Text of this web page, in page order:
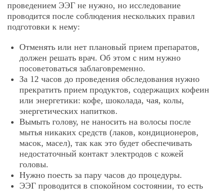
проведением ЭЭГ не нужно, но исследование
проводится после соблюдения нескольких правил
подготовки к нему:
Отменять или нет плановый прием препаратов,
должен решать врач. Об этом с ним нужно
посоветоваться заблаговременно.
За 12 часов до проведения обследования нужно
прекратить прием продуктов, содержащих кофеин
или энергетики: кофе, шоколада, чая, колы,
энергетических напитков.
Вымыть голову, не наносить на волосы после
мытья никаких средств (лаков, кондиционеров,
масок, масел), так как это будет обеспечивать
недостаточный контакт электродов с кожей
головы.
Нужно поесть за пару часов до процедуры.
ЭЭГ проводится в спокойном состоянии, то есть